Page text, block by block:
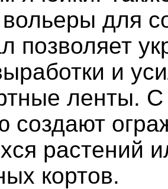
для
позволяет
и
ленты. С
создают
растений
кортов.